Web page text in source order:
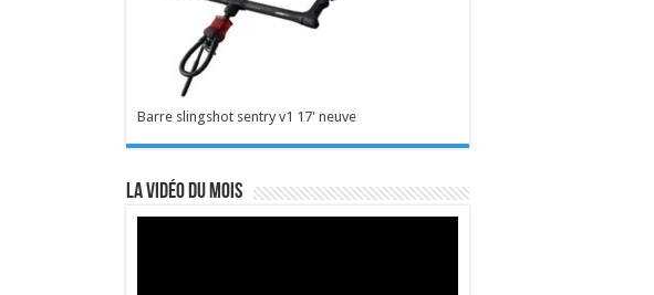
Barre slingshot sentry v1 17' neuve
La vidéo du mois